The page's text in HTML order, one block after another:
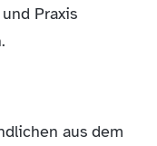
Praxis
aus dem